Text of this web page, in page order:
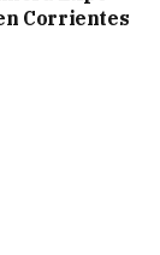
Corrientes